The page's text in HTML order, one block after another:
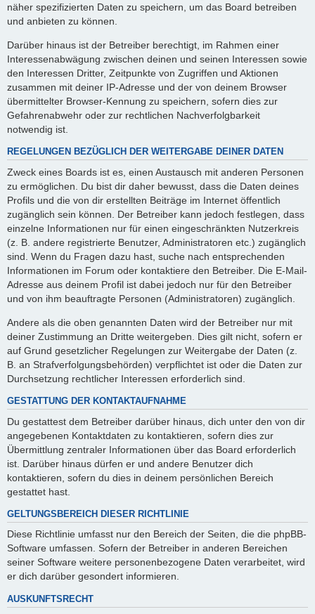
näher spezifizierten Daten zu speichern, um das Board betreiben
und anbieten zu können.
Darüber hinaus ist der Betreiber berechtigt, im Rahmen einer
Interessenabwägung zwischen deinen und seinen Interessen sowie
den Interessen Dritter, Zeitpunkte von Zugriffen und Aktionen
zusammen mit deiner IP-Adresse und der von deinem Browser
übermittelter Browser-Kennung zu speichern, sofern dies zur
Gefahrenabwehr oder zur rechtlichen Nachverfolgbarkeit
notwendig ist.
REGELUNGEN BEZÜGLICH DER WEITERGABE DEINER DATEN
Zweck eines Boards ist es, einen Austausch mit anderen Personen
zu ermöglichen. Du bist dir daher bewusst, dass die Daten deines
Profils und die von dir erstellten Beiträge im Internet öffentlich
zugänglich sein können. Der Betreiber kann jedoch festlegen, dass
einzelne Informationen nur für einen eingeschränkten Nutzerkreis
(z. B. andere registrierte Benutzer, Administratoren etc.) zugänglich
sind. Wenn du Fragen dazu hast, suche nach entsprechenden
Informationen im Forum oder kontaktiere den Betreiber. Die E-Mail-
Adresse aus deinem Profil ist dabei jedoch nur für den Betreiber
und von ihm beauftragte Personen (Administratoren) zugänglich.
Andere als die oben genannten Daten wird der Betreiber nur mit
deiner Zustimmung an Dritte weitergeben. Dies gilt nicht, sofern er
auf Grund gesetzlicher Regelungen zur Weitergabe der Daten (z.
B. an Strafverfolgungsbehörden) verpflichtet ist oder die Daten zur
Durchsetzung rechtlicher Interessen erforderlich sind.
GESTATTUNG DER KONTAKTAUFNAHME
Du gestattest dem Betreiber darüber hinaus, dich unter den von dir
angegebenen Kontaktdaten zu kontaktieren, sofern dies zur
Übermittlung zentraler Informationen über das Board erforderlich
ist. Darüber hinaus dürfen er und andere Benutzer dich
kontaktieren, sofern du dies in deinem persönlichen Bereich
gestattet hast.
GELTUNGSBEREICH DIESER RICHTLINIE
Diese Richtlinie umfasst nur den Bereich der Seiten, die die phpBB-
Software umfassen. Sofern der Betreiber in anderen Bereichen
seiner Software weitere personenbezogene Daten verarbeitet, wird
er dich darüber gesondert informieren.
AUSKUNFTSRECHT